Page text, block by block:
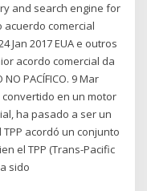
and search engine for
acuerdo comercial
Jan 2017 EUA e outros
acordo comercial da
PACÍFICO. 9 Mar
convertido en un motor
ha pasado a ser un
TPP acordó un conjunto
el TPP (Trans-Pacific
sido